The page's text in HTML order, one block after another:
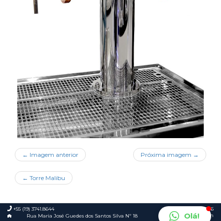
← Imagem anterior Próxima imagem →
← Torre Malibu
+55 (19) 3741.8644
Rua Maria José Guedes dos Santos Silva Nº 18
© 2026
Foca.in
Olá!